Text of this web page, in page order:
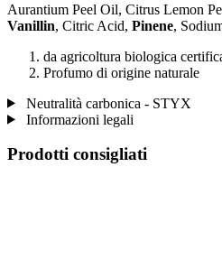
Aurantium Peel Oil, Citrus Lemon
Vanillin, Citric Acid, Pinene,
da agricoltura biologica
Profumo di origine naturale
Neutralità carbonica - STYX
Informazioni legali
Prodotti consigliati